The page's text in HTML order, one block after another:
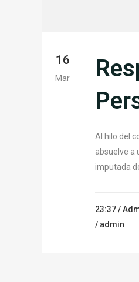
16
Mar
Al hilo del
absuelve a
imputada
23:37 /
/ admin